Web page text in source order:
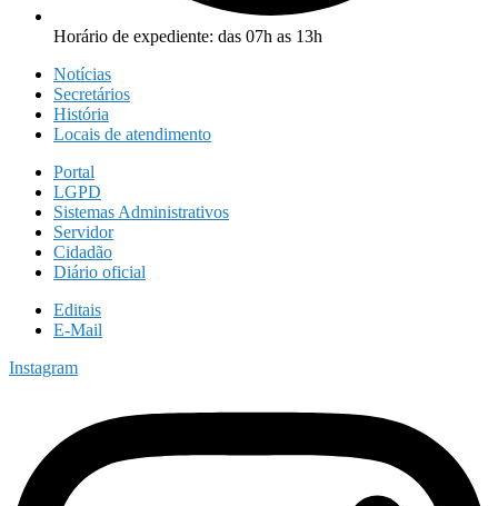
Horário de expediente: das 07h as 13h
Notícias
Secretários
História
Locais de atendimento
Portal
LGPD
Sistemas Administrativos
Servidor
Cidadão
Diário oficial
Editais
E-Mail
Instagram